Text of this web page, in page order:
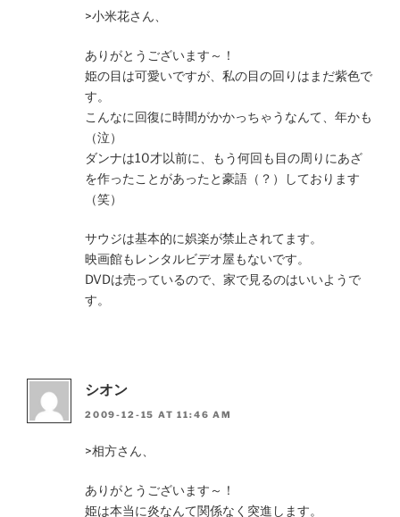
>小米花さん、
ありがとうございます～！
姫の目は可愛いですが、私の目の回りはまだ紫色で
す。
こんなに回復に時間がかかっちゃうなんて、年かも
（泣）
ダンナは10才以前に、もう何回も目の周りにあざ
を作ったことがあったと豪語（？）しております
（笑）
サウジは基本的に娯楽が禁止されてます。
映画館もレンタルビデオ屋もないです。
DVDは売っているので、家で見るのはいいようで
す。
シオン
2009-12-15 AT 11:46 AM
>相方さん、
ありがとうございます～！
姫は本当に炎なんて関係なく突進します。